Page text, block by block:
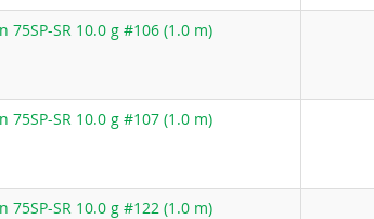
SR 10.0 g #106 (1.0 m)
SR 10.0 g #107 (1.0 m)
SR 10.0 g #122 (1.0 m)